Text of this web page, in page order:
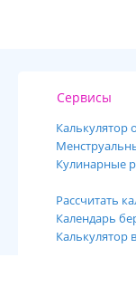
Сервисы
Калькулятор
Кулинарные
Рассчитать
Календарь
Калькулятор